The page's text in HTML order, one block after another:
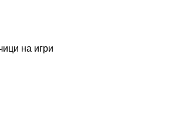
на игри